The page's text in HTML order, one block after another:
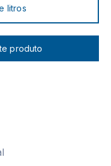
litros
produto